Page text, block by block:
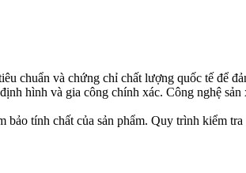
chuẩn và chứng chỉ chất lượng quốc tế để
hình và gia công chính xác. Công nghệ
tính chất của sản phẩm. Quy trình kiểm